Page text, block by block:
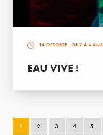
14 OCTOBRE - DE 2 À 4 ANS
EAU VIVE !
1 2 3 4 5